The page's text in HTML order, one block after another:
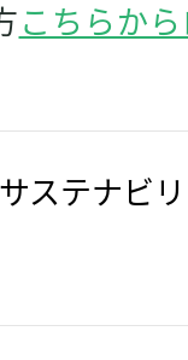
こちらか
ステナビ